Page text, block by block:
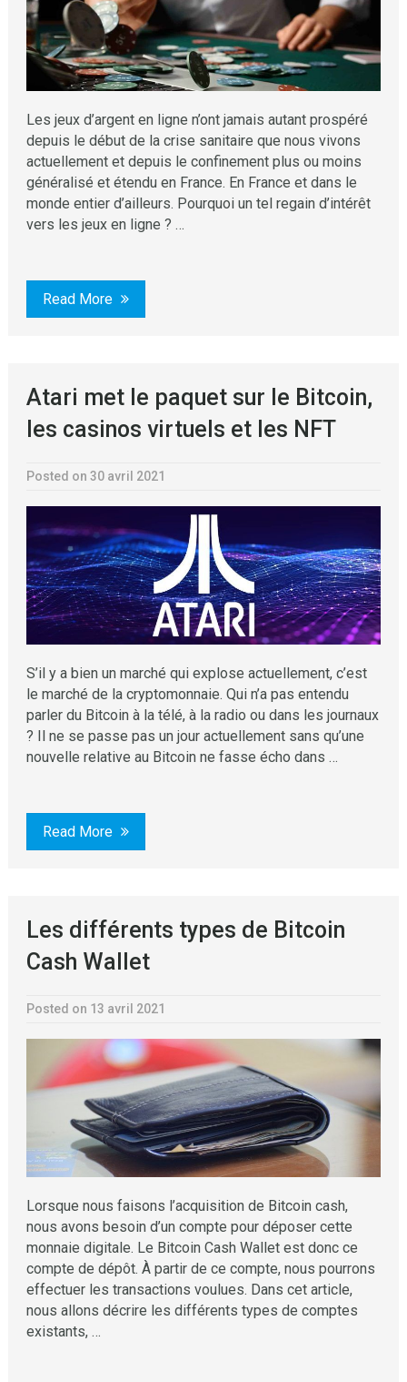
Les jeux d’argent en ligne n’ont jamais autant prospéré
depuis le début de la crise sanitaire que nous vivons
actuellement et depuis le confinement plus ou moins
généralisé et étendu en France. En France et dans le
monde entier d’ailleurs. Pourquoi un tel regain d’intérêt
vers les jeux en ligne ? …
Read More
Atari met le paquet sur le Bitcoin,
les casinos virtuels et les NFT
Posted on 30 avril 2021
S’il y a bien un marché qui explose actuellement, c’est
le marché de la cryptomonnaie. Qui n’a pas entendu
parler du Bitcoin à la télé, à la radio ou dans les journaux
? Il ne se passe pas un jour actuellement sans qu’une
nouvelle relative au Bitcoin ne fasse écho dans …
Read More
Les différents types de Bitcoin
Cash Wallet
Posted on 13 avril 2021
Lorsque nous faisons l’acquisition de Bitcoin cash,
nous avons besoin d’un compte pour déposer cette
monnaie digitale. Le Bitcoin Cash Wallet est donc ce
compte de dépôt. À partir de ce compte, nous pourrons
effectuer les transactions voulues. Dans cet article,
nous allons décrire les différents types de comptes
existants, …